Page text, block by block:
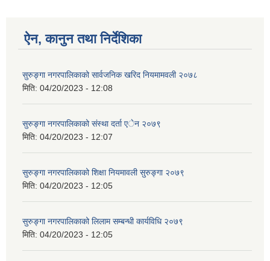
ऐन, कानुन तथा निर्देशिका
सुरुङ्गा नगरपालिकाको सार्वजनिक खरिद नियमामवली २०७८
मिति: 04/20/2023 - 12:08
सुरुङ्गा नगरपालिकाको संस्था दर्ता एेन २०७९
मिति: 04/20/2023 - 12:07
सुरुङ्गा नगरपालिकाको शिक्षा नियमावली सुरुङ्गा २०७९
मिति: 04/20/2023 - 12:05
सुरुङ्गा नगरपालिकाको लिलाम सम्बन्धी कार्यविधि २०७९
मिति: 04/20/2023 - 12:05